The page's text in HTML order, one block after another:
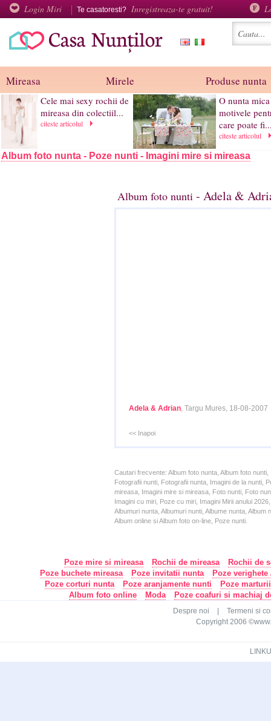
Login Miri Te casatoresti? Inregistreaza-te gratuit!
Mireasa Mirele Produse nunta
Cele mai sexy rochii de
mireasa din colectiil...
citeste articolul
O nunta
motivele
care poate
citeste articolul
Album foto nunta - Poze nunti - Imagini mire si mireasa
Album foto nunti - Adela &
Adela & Adrian, Targu Mures, 18-08-2007
<< Inapoi
Cautari frecvente: Album foto nunta, Album foto
Fotografii nunti, Fotografii nunta, Imagini de la nunti,
mireasa, Imagini mire si mireasa, Foto nunti, Foto
Imagini cu miri, Poze cu miri, Imagini Mirii anului
Albumuri nunta, Albumuri nunti, Albume nunta,
Album online si Album foto on-line, Poze nunti.
Poze mire si mireasa Rochii de mireasa
Rochii de
Poze buchete mireasa
Poze invitatii nunta
Poze
Poze corturi nunta
Poze aranjamente nunti
Poze
Album foto online
Moda Poze coafuri si machiaj
Despre noi
Termeni si
Copyright 2006